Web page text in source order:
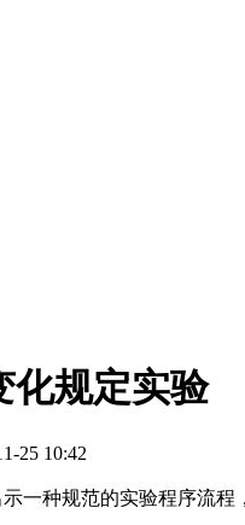
化规定实验
25 10:42
一种规范的实验程序流